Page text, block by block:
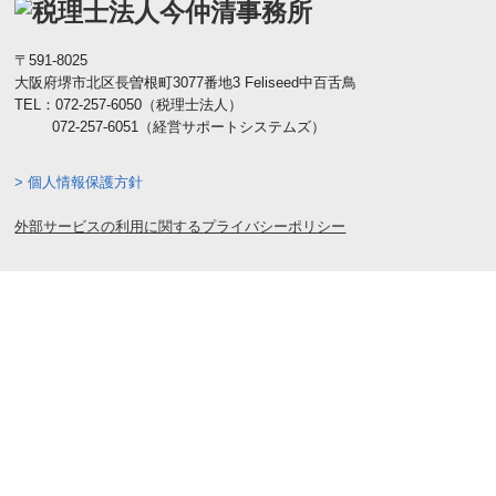
〒591-8025
大阪府堺市北区長曽根町3077番地3 Feliseed中百舌鳥
TEL：072-257-6050 （税理士法人）
072-257-6051 （経営サポートシステムズ）
> 個人情報保護方針
外部サービスの利用に関するプライバシーポリシー